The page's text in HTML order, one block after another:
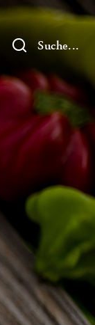
Suche...